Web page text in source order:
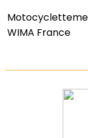
WIMA France